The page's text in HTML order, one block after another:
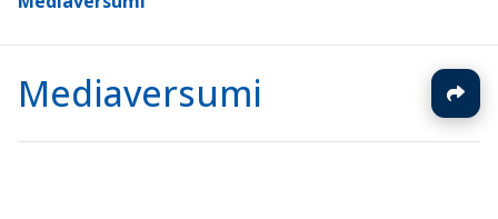
Mediaversumi